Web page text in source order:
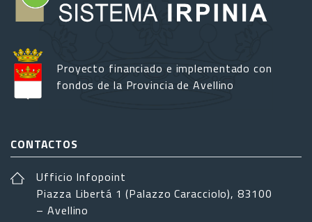
Proyecto financiado e implementado con
fondos de la Provincia de Avellino
CONTACTOS
Ufficio Infopoint
Piazza Libertá 1 (Palazzo Caracciolo), 83100
– Avellino